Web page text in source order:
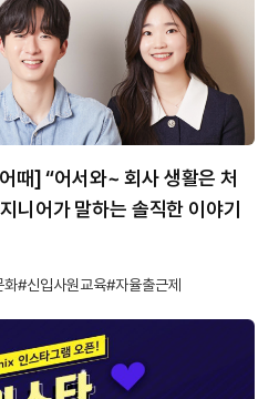
때] “어서와~ 회사 생활은 처
니어가 말하는 솔직한 이야기
화 신입사원교육 자율출근제